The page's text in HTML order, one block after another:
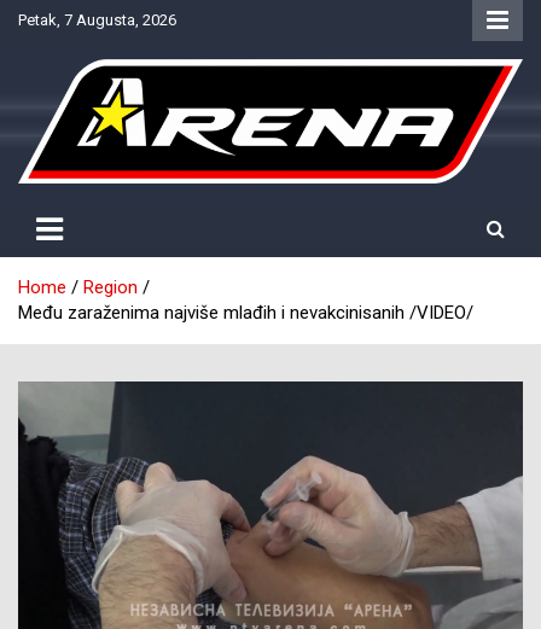
SkipPetak, 7 Augusta, 2026
NTV Arena
Home
Region
Među zaraženima najviše mlađih i nevakcinisanih /VIDEO/